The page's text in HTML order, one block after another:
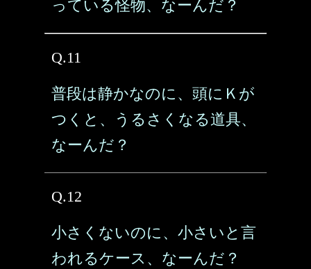
っている怪物、なーんだ？
Q.11
普段は静かなのに、頭にＫが
つくと、うるさくなる道具、
なーんだ？
Q.12
小さくないのに、小さいと言
われるケース、なーんだ？